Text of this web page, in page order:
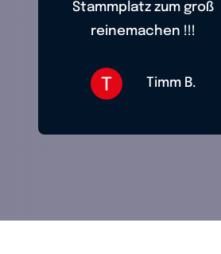
Stammplatz zum groß
reinemachen !!!
Timm B.